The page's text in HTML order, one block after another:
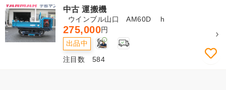
中古 運搬機
ウインブル山口 AM60D h
275,000円
出品中 3
注目数 584